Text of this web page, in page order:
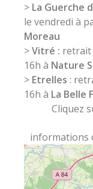
> La Guerche
le vendredi à
Moreau
>Vitré : retrait
16h à Nature
> Etrelles :
16h à La Belle
Cliquez
informations